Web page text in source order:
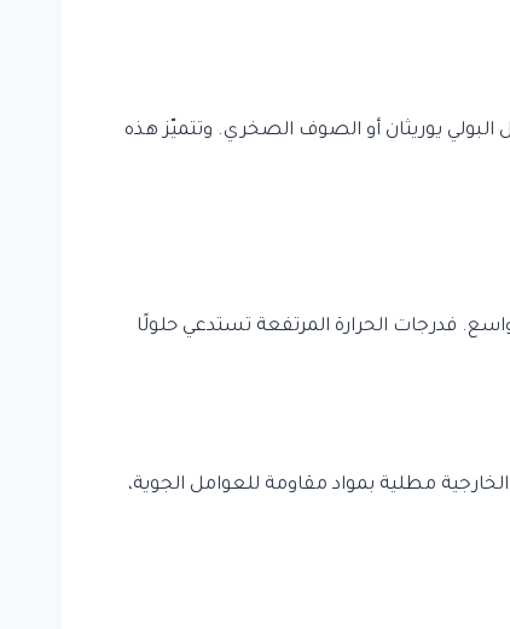
البولي يوريثان أو الصوف الصخري. وتتميّز هذه
فدرجات الحرارة المرتفعة تستدعي حلولًا
مطلية بمواد مقاومة للعوامل الجوية،